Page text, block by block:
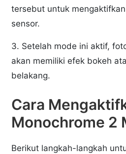
tersebut untuk
sensor.
3. Setelah mode ini aktif,
akan memiliki efek bokeh
belakang.
Cara
Monochrome 2
Berikut langkah-langkah